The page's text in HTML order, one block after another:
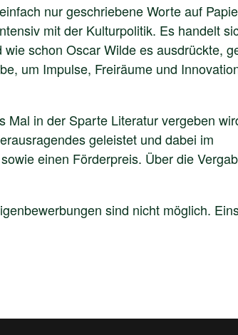
nur geschriebene Worte auf
mit der Kulturpolitik. Es handelt
schon Oscar Wilde es ausdrückte,
um Impulse, Freiräume und
in der Sparte Literatur vergeben
geleistet und dabei im
einen Förderpreis. Über die
sind nicht möglich.